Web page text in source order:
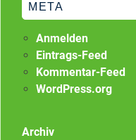
META
Anmelden
Eintrags-Feed
Kommentar-Feed
WordPress.org
Archiv